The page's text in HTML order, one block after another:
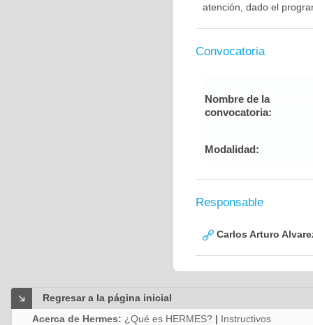
atención, dado el
Convocatoria
Nombre de la
convocatoria:
Modalidad:
Responsable
Carlos Arturo
Regresar a la página inicial
Acerca de Hermes: ¿Qué es HERMES? | Instructivos